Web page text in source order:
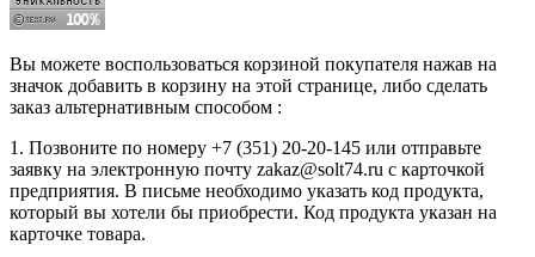
Вы можете воспользоваться корзиной покупателя нажав на
значок добавить в корзину на этой странице, либо сделать
заказ альтернативным способом :
1. Позвоните по номеру +7 (351) 20-20-145 или отправьте
заявку на электронную почту zakaz@solt74.ru с карточкой
предприятия. В письме необходимо указать код продукта,
который вы хотели бы приобрести. Код продукта указан на
карточке товара.